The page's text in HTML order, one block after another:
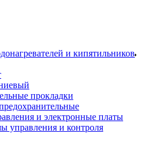
и кипятильников
прокладки
и электронные платы
управления и контроля